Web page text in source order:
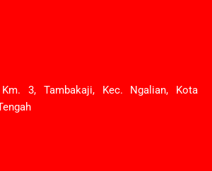
3, Tambakaji, Kec. Ngalian, Kota